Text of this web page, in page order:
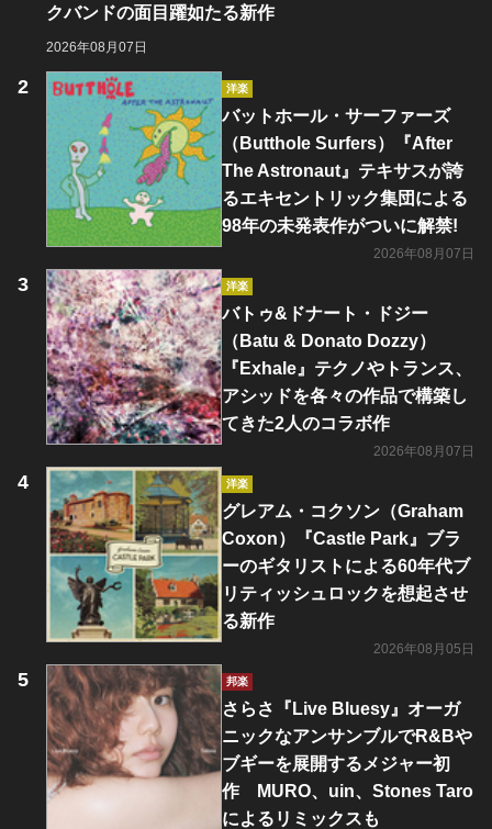
クバンドの面目躍如たる新作
2026年08月07日
洋楽
バットホール・サーファーズ
（Butthole Surfers）『After
The Astronaut』テキサスが誇
るエキセントリック集団による
98年の未発表作がついに解禁!
2026年08月07日
洋楽
バトゥ&ドナート・ドジー
（Batu & Donato Dozzy）
『Exhale』テクノやトランス、
アシッドを各々の作品で構築し
てきた2人のコラボ作
2026年08月07日
洋楽
グレアム・コクソン（Graham
Coxon）『Castle Park』ブラ
ーのギタリストによる60年代ブ
リティッシュロックを想起させ
る新作
2026年08月05日
邦楽
さらさ『Live Bluesy』オーガ
ニックなアンサンブルでR&Bや
ブギーを展開するメジャー初
作 MURO、uin、Stones Taro
によるリミックスも